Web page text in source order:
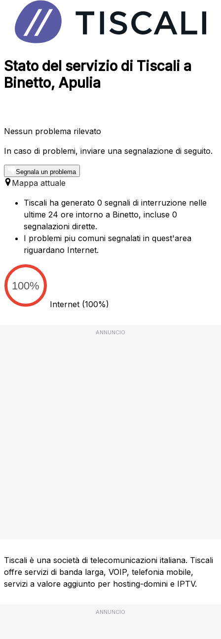
Stato del servizio di Tiscali a
Binetto, Apulia
Nessun problema rilevato
In caso di problemi, inviare una segnalazione di seguito.
Segnala un problema
Mappa attuale
Tiscali ha generato 0 segnali di interruzione nelle
ultime 24 ore intorno a Binetto, incluse 0
segnalazioni dirette.
I problemi piu comuni segnalati in quest'area
riguardano Internet.
100%
Internet (100%)
ANNUNCIO
Tiscali è una società di telecomunicazioni italiana. Tiscali
offre servizi di banda larga, VOIP, telefonia mobile,
servizi a valore aggiunto per hosting-domini e IPTV.
ANNUNCIO